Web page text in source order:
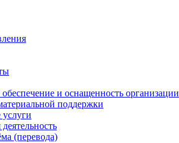
и оснащенность организации
поддержки
(перевода)